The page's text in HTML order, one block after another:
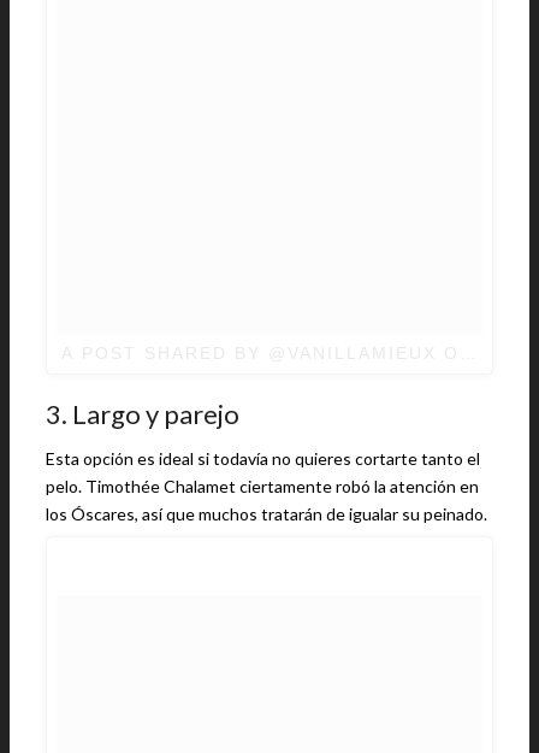
3. Largo y parejo
Esta opción es ideal si todavía no quieres cortarte tanto el
pelo. Timothée Chalamet ciertamente robó la atención en
los Óscares, así que muchos tratarán de igualar su peinado.